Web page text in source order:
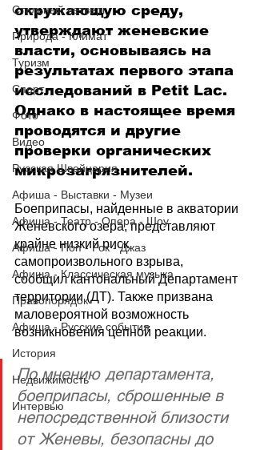
Стильный четверг
Природа - Климат
Туризм
Спорт
Фото
Видео
Русская Швейцария
Афиша - Выставки - Музеи
Афиша - Театр - Опера - Шоу
Афиша - Поп - Рок - Джаз
Афиша - Классическая музыка
Правопорядок
Афиша - Русские события
История
Недвижимость
Интервью
окружающую среду,
утверждают женевские
власти, основываясь на
результатах первого этапа
исследований в Petit Lac.
Однако в настоящее время
проводятся и другие
проверки органических
микрозагрязнителей.
Боеприпасы, найденные в акватории
Женевского озера, представляют
крайне низкий риск
самопроизвольного взрыва,
сообщил кантональный Департамент
территории (ДТ). Также призвана
маловероятной возможность
возникновения цепной реакции.
По мнению департамента,
боеприпасы, сброшенные в
непосредственной близости
от Женевы, безопасны до